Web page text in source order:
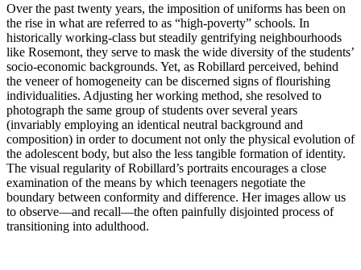
Over the past twenty years, the imposition of uniforms has been on
the rise in what are referred to as “high-poverty” schools. In
historically working-class but steadily gentrifying neighbourhoods
like Rosemont, they serve to mask the wide diversity of the students’
socio-economic backgrounds. Yet, as Robillard perceived, behind
the veneer of homogeneity can be discerned signs of flourishing
individualities. Adjusting her working method, she resolved to
photograph the same group of students over several years
(invariably employing an identical neutral background and
composition) in order to document not only the physical evolution of
the adolescent body, but also the less tangible formation of identity.
The visual regularity of Robillard’s portraits encourages a close
examination of the means by which teenagers negotiate the
boundary between conformity and difference. Her images allow us
to observe—and recall—the often painfully disjointed process of
transitioning into adulthood.